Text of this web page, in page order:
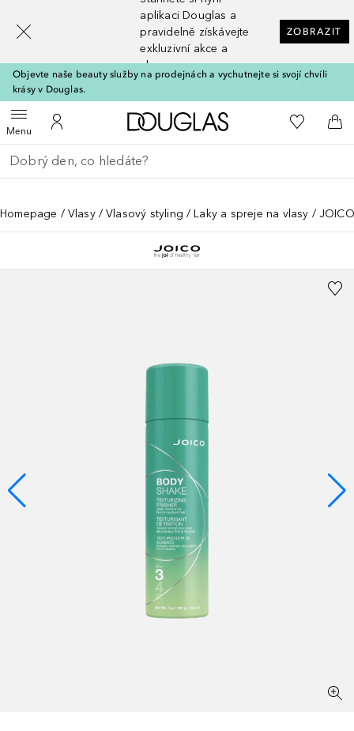
aplikaci Douglas a
pravidelně získávejte
exkluzivní akce a
slevy
ZOBRAZIT
Objevte naše beauty služby na prodejnách a vychutnejte si svojí chvíli
krásy v Douglas.
MenuOtevřít menuK mému účtu
Domů K mému
Do
Vraťte se
Proveďte vyhledávání
Homepage Vlasy Vlasový styling Laky a spreje na vlasy JOICO
[navigation.slideout.screenreader]